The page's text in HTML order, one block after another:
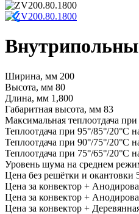
Ширина, мм 200
Высота, мм 80
Длина, мм 1,800
Габаритная высота, мм 83
Максимальная теплоотдача
Теплоотдача при 95°/85°/20°С
Теплоотдача при 90°/75°/20°С
Теплоотдача при 75°/65°/20°С
Уровень шума на среднем
Цена без решётки и окантовки
Цена за конвектор +
Цена за конвектор +
Цена за конвектор +